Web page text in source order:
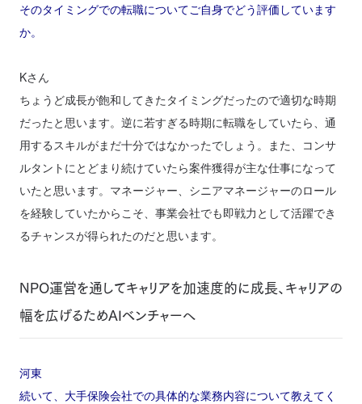
そのタイミングでの転職についてご自身でどう評価しています
か。
Kさん
ちょうど成長が飽和してきたタイミングだったので適切な時期
だったと思います。逆に若すぎる時期に転職をしていたら、通
用するスキルがまだ十分ではなかったでしょう。また、コンサ
ルタントにとどまり続けていたら案件獲得が主な仕事になって
いたと思います。マネージャー、シニアマネージャーのロール
を経験していたからこそ、事業会社でも即戦力として活躍でき
るチャンスが得られたのだと思います。
NPO運営を通してキャリアを加速度的に成長、キャリアの
幅を広げるためAIベンチャーへ
河東
続いて、大手保険会社での具体的な業務内容について教えてく